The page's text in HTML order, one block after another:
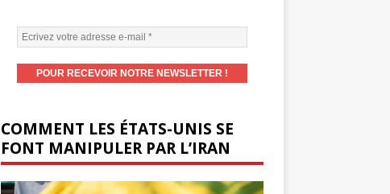
COMMENT LES ÉTATS-UNIS SE
FONT MANIPULER PAR L’IRAN